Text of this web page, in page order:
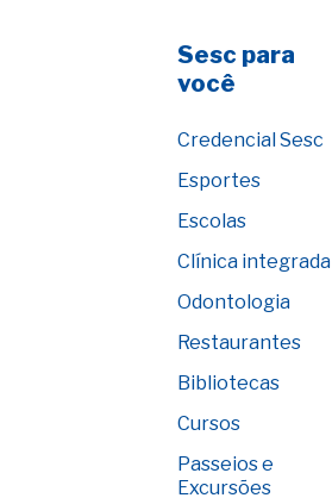
Sesc para
você
Credencial Sesc
Esportes
Escolas
Clínica integrada
Odontologia
Restaurantes
Bibliotecas
Cursos
Passeios e
Excursões